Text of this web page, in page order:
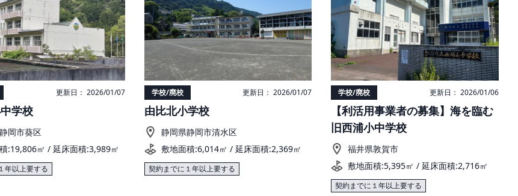
更新日： 2026/01/07
学校
岡市葵区
:19,806㎡ / 延床面積:3,989㎡
年以上要する
学校/廃校 更新日： 2026/01/07
由比北小学校
静岡県静岡市清水区
敷地面積:6,014㎡ / 延床面積:2,369㎡
契約までに１年以上要する
学校/廃校 更新日： 2026/01/06
【利活用事業者の募集】海を臨む
旧西浦小中学校
福井県敦賀市
敷地面積:5,395㎡ / 延床面積:2,716㎡
契約までに１年以上要する